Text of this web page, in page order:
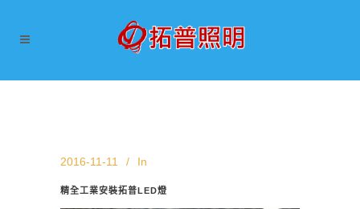
2016-11-11 In
精全工業安裝拓普LED燈